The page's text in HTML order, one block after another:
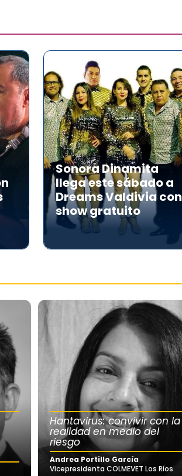
Sonora Dinamita
llega este sábado a
Dreams Valdivia con
show gratuito
Hantavirus: convivir con la
realidad en medio del
riesgo
Andrea Portillo García
Vicepresidenta COLMEVET Los Ríos